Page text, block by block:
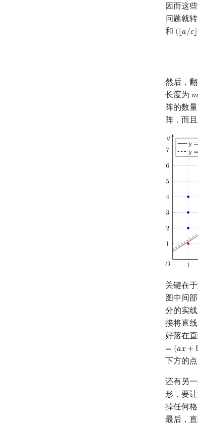
因而这
问题就
和 (⌊𝑎/𝑐⌋
(⌊a/c⌋
然后，
长度为 𝑚
m
阵的数
阵．而
关键在
图中间
分的实
接将直
好落在
= (𝑎𝑥+
下方的
还有另
形．要
掉任何
最后，